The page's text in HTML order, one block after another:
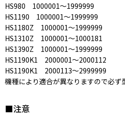
HS980 1000001〜1999999
HS1190 1000001〜1999999
HS1180Z 1000001〜1999999
HS1310Z 1000001〜1000181
HS1390Z 1000001〜1999999
HS1190K1 2000001〜2000112
HS1190K1 2000113〜
機種により適合が異なりますので必ず
■注意